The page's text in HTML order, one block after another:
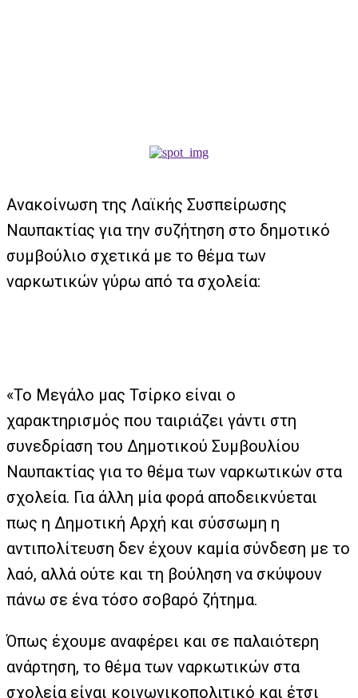
Ανακοίνωση της Λαϊκής Συσπείρωσης
Ναυπακτίας για την συζήτηση στο δημοτικό
συμβούλιο σχετικά με το θέμα των
ναρκωτικών γύρω από τα σχολεία:
«Το Μεγάλο μας Τσίρκο είναι ο
χαρακτηρισμός που ταιριάζει γάντι στη
συνεδρίαση του Δημοτικού Συμβουλίου
Ναυπακτίας για το θέμα των ναρκωτικών στα
σχολεία. Για άλλη μία φορά αποδεικνύεται
πως η Δημοτική Αρχή και σύσσωμη η
αντιπολίτευση δεν έχουν καμία σύνδεση με το
λαό, αλλά ούτε και τη βούληση να σκύψουν
πάνω σε ένα τόσο σοβαρό ζήτημα.
Όπως έχουμε αναφέρει και σε παλαιότερη
ανάρτηση, το θέμα των ναρκωτικών στα
σχολεία είναι κοινωνικοπολιτικό και έτσι